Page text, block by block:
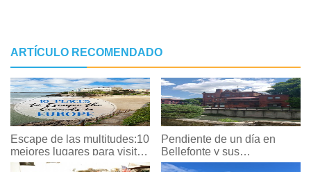
ARTÍCULO RECOMENDADO
Escape de las multitudes:10
mejores lugares para visitar
en Europa en verano
Pendiente de un día en
Bellefonte y sus
alrededores